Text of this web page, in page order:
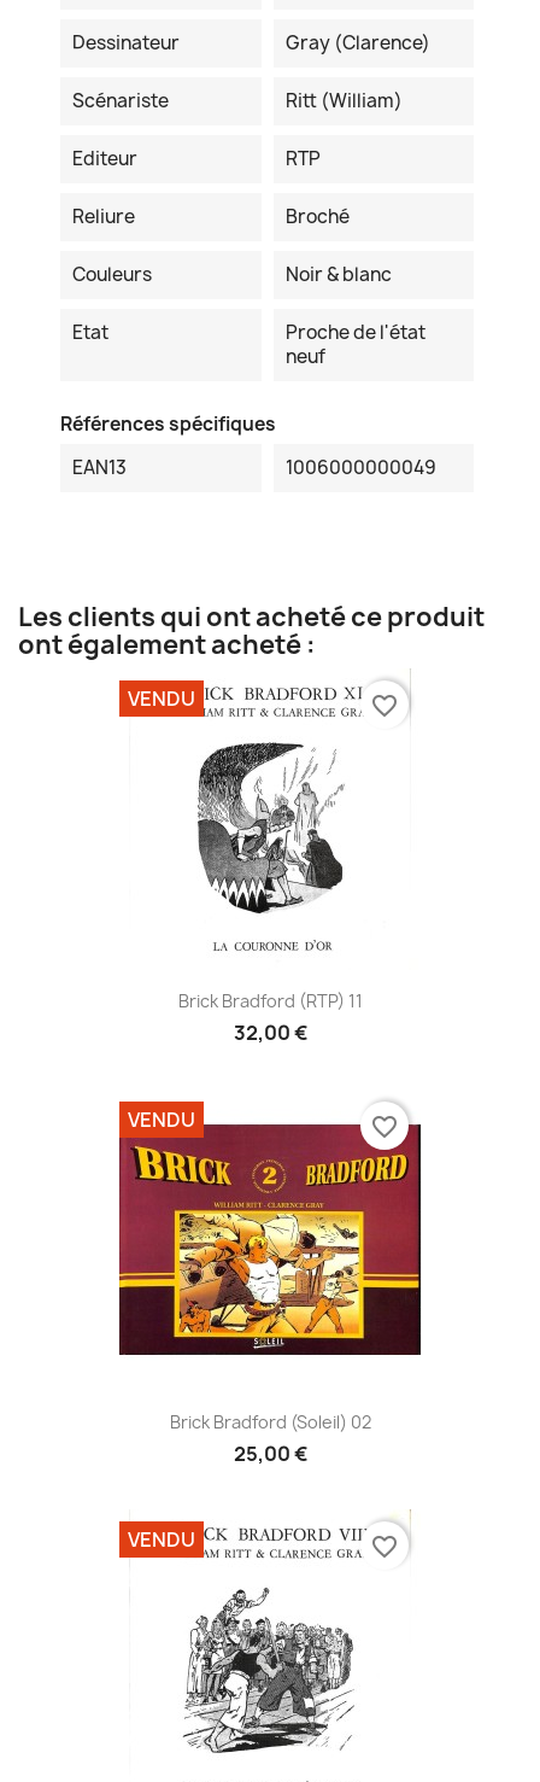
Dessinateur Gray (Clarence)
Scénariste Ritt (William)
Editeur RTP
Reliure Broché
Couleurs Noir & blanc
Etat
Proche de l'état
neuf
Références spécifiques
EAN13
1006000000049
Les clients qui ont acheté ce produit
ont également acheté :
Brick Bradford (RTP) 11
32,00 €
VENDU favorite_border
Brick Bradford (Soleil) 02
25,00 €
VENDU favorite_border
VENDU favorite_border